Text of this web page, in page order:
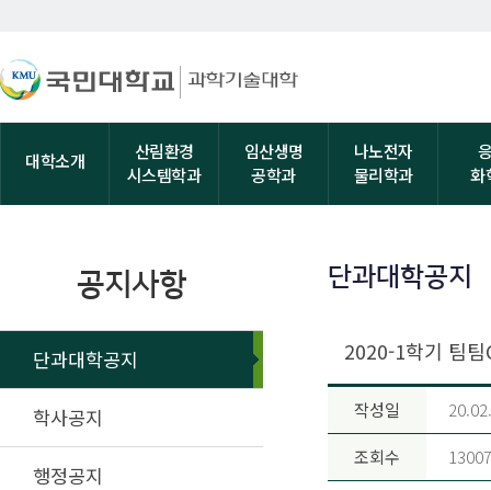
대학소개
산림환경
시스템학과
임산생명
공학과
나노전자
물리학과
화
공지사항
단과대학공지
학사공지
행정공지
단과대학공지
2020-1학기 팀
작성일
조회수 13007